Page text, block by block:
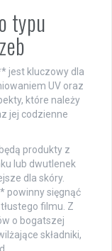
typu
jest kluczowy dla
UV oraz
które należy
jej codzienne
produkty z
lub dwutlenek
dla skóry.
powinny sięgnąć
filmu. Z
o bogatszej
składniki,